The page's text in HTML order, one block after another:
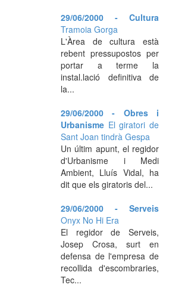
29/06/2000 - Cultura
Tramoia Gorga
L'Àrea de cultura està
rebent pressupostos per
portar a terme la
instal.lació definitiva de
la...
29/06/2000 - Obres i
Urbanisme El giratori de
Sant Joan tindrà Gespa
Un últim apunt, el regidor
d'Urbanisme i Medi
Ambient, Lluís Vidal, ha
dit que els giratoris del...
29/06/2000 - Serveis
Onyx No Hi Era
El regidor de Serveis,
Josep Crosa, surt en
defensa de l'empresa de
recollida d'escombraries,
Tec...